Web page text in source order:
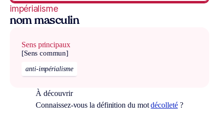
impérialisme
nom masculin
Sens principaux
[Sens commun]
anti-impérialisme
À découvrir
Connaissez-vous la définition du motdécolleté?